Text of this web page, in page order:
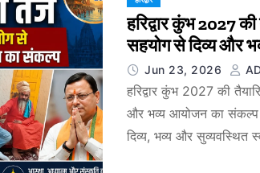
हरिद्वार कुंभ 2027
सहयोग से दिव्य और
Jun 23, 2026
हरिद्वार कुंभ 2027 की
और भव्य आयोजन का संकल्प
दिव्य, भव्य और